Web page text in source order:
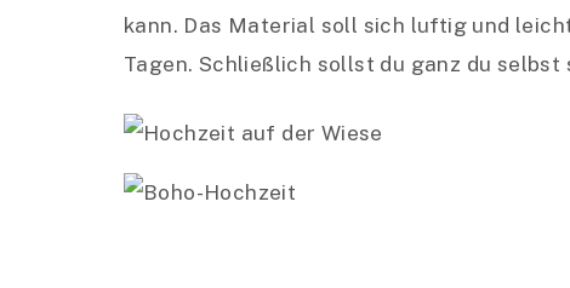
kann. Das Material soll sich luftig und
Tagen. Schließlich sollst du ganz du